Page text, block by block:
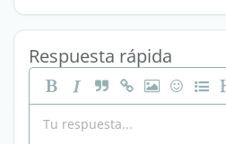
Respuesta rápida